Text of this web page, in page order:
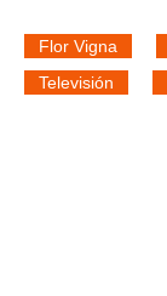
Flor Vigna
Televisión